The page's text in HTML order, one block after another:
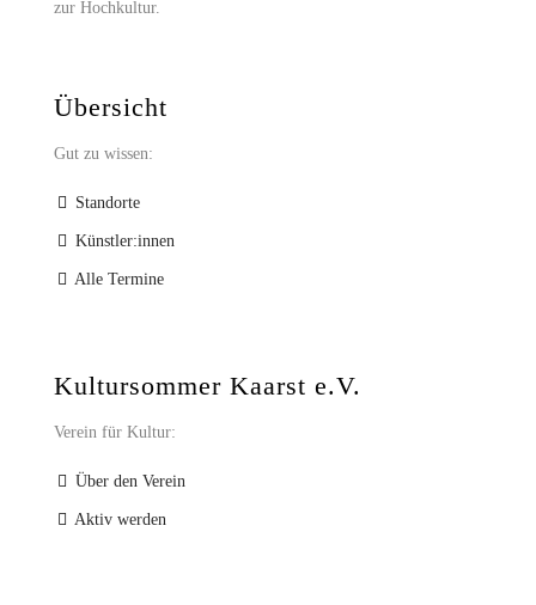
zur Hochkultur.
Übersicht
Gut zu wissen:
Standorte
Künstler:innen
Alle Termine
Kultursommer Kaarst e.V.
Verein für Kultur:
Über den Verein
Aktiv werden